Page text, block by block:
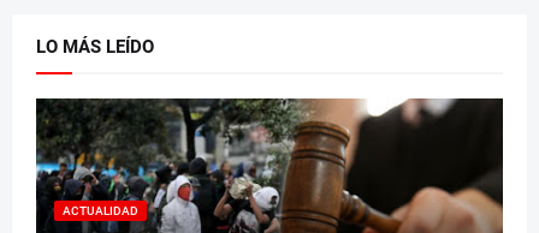
LO MÁS LEÍDO
ACTUALIDAD